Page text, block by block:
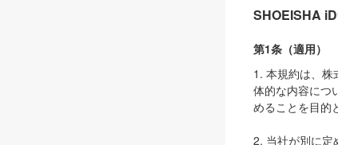
SHOEISHA
第1条（適用）
1. 本規約は、株
体的な内容につ
めることを目的
2. 当社が別に定